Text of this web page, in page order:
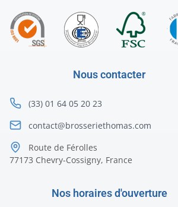
Nous contacter
(33) 01 64 05 20 23
contact@brosseriethomas.com
Route de Férolles
77173 Chevry-Cossigny, France
Nos horaires d'ouverture